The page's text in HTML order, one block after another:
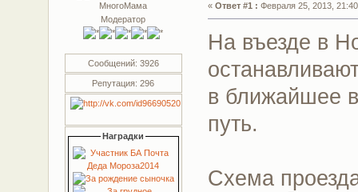
МногоМама
Модератор
Сообщений: 3926
Репутация: 296
Наградки
«Ответ #1 : Февраля 25, 2013,
На въезде в
в ближайшее
путь.
Схема